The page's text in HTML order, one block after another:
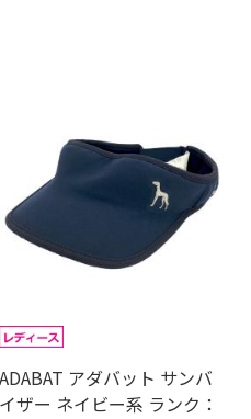
ADABAT アダバット サンバ
イザー ネイビー系 ランク：